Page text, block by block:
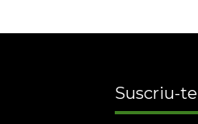
Suscriu-te